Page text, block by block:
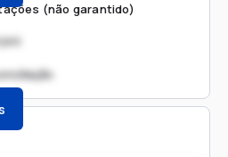
(não garantido)